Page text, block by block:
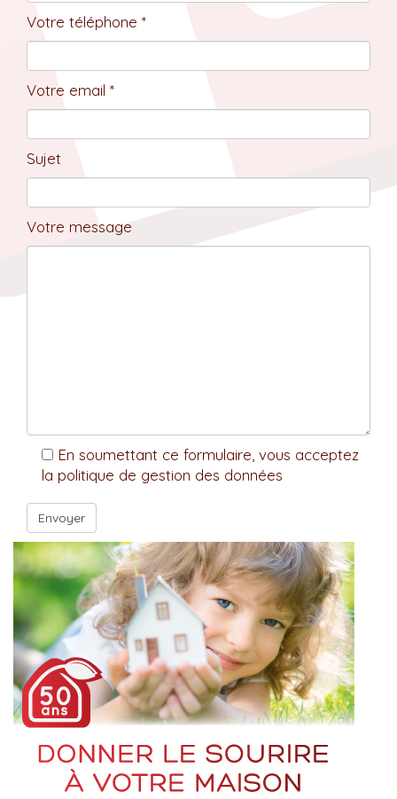
Votre téléphone *
Votre email *
Sujet
Votre message
En soumettant ce formulaire, vous acceptez
la politique de gestion des données